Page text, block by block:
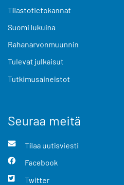
Tilastotietokannat
Suomi lukuina
Rahanarvonmuunnin
Tulevat julkaisut
Tutkimusaineistot
Seuraa meitä
Tilaa uutisviesti
Facebook
Twitter